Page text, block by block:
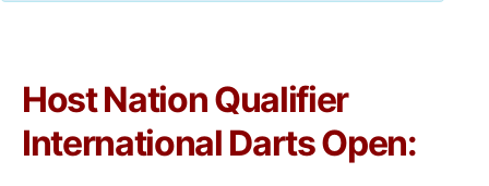
Host Nation Qualifier
International Darts Open: